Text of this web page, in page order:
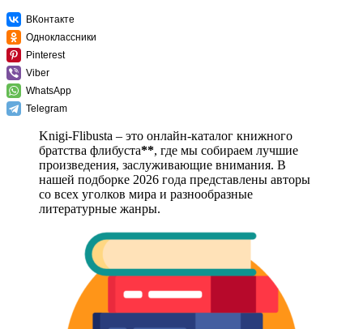
ВКонтакте
Одноклассники
Pinterest
Viber
WhatsApp
Telegram
Knigi-Flibusta – это онлайн-каталог книжного
братства флибуста**, где мы собираем лучшие
произведения, заслуживающие внимания. В
нашей подборке 2026 года представлены авторы
со всех уголков мира и разнообразные
литературные жанры.